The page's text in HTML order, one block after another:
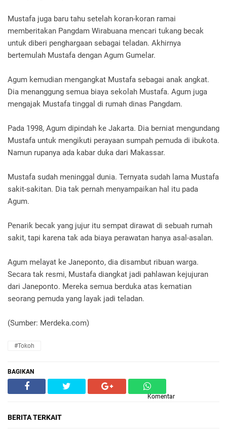
Mustafa juga baru tahu setelah koran-koran ramai
memberitakan Pangdam Wirabuana mencari tukang becak
untuk diberi penghargaan sebagai teladan. Akhirnya
bertemulah Mustafa dengan Agum Gumelar.
Agum kemudian mengangkat Mustafa sebagai anak angkat.
Dia menanggung semua biaya sekolah Mustafa. Agum juga
mengajak Mustafa tinggal di rumah dinas Pangdam.
Pada 1998, Agum dipindah ke Jakarta. Dia berniat mengundang
Mustafa untuk mengikuti perayaan sumpah pemuda di ibukota.
Namun rupanya ada kabar duka dari Makassar.
Mustafa sudah meninggal dunia. Ternyata sudah lama Mustafa
sakit-sakitan. Dia tak pernah menyampaikan hal itu pada
Agum.
Penarik becak yang jujur itu sempat dirawat di sebuah rumah
sakit, tapi karena tak ada biaya perawatan hanya asal-asalan.
Agum melayat ke Janeponto, dia disambut ribuan warga.
Secara tak resmi, Mustafa diangkat jadi pahlawan kejujuran
dari Janeponto. Mereka semua berduka atas kematian
seorang pemuda yang layak jadi teladan.
(Sumber: Merdeka.com)
#Tokoh
BAGIKAN
Komentar
BERITA TERKAIT